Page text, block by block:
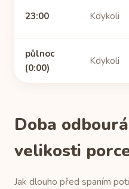
23:00 Kdykoli
půlnoc
(0:00)
Kdykoli
Doba
velikosti
Jak dlouho před spaním